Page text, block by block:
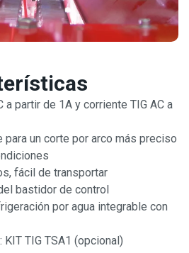
a partir de 1A y corriente TIG AC a
para un corte por arco más preciso
fácil de transportar
bastidor de control
por agua integrable con
TIG TSA1 (opcional)